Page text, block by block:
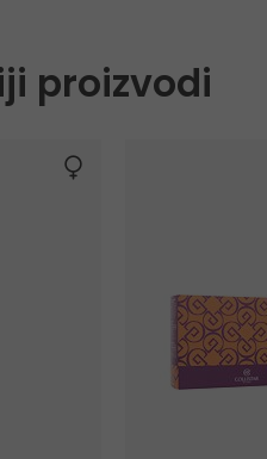
proizvodi